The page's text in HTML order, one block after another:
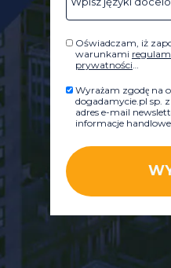
Oświadczam, iż
warunkami
prywatności
Wyrażam zgodę na
dogadamycie.pl sp.
adres e-mail
informacje